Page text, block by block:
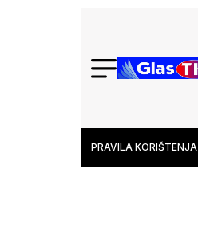
PRAVILA KORIŠTENJA